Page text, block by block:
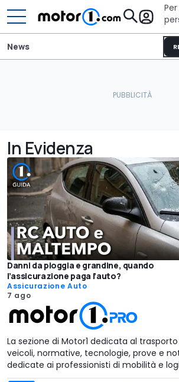
News
In Evidenza
Danni da pioggia e grandine, quando
l’assicurazione paga l’auto?
Assicurazione Auto
7 ago
La sezione di Motor1 dedicata al
veicoli, normative, tecnologie, prove e
dedicate ai professionisti di mobilità e